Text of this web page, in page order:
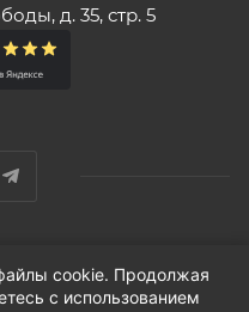
д. 35, стр. 5
2026 г.
cookie. Продолжая
с использованием